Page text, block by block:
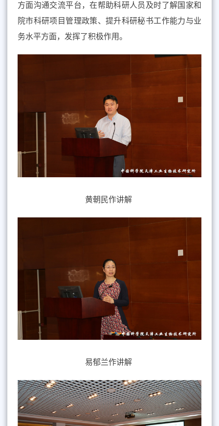
方面沟通交流平台，在帮助科研人员及时了解国家和
院市科研项目管理政策、提升科研秘书工作能力与业
务水平方面，发挥了积极作用。
黄朝民作讲解
易郁兰作讲解